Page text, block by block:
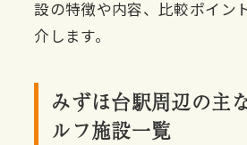
設の特徴や内容、比較ポイン
介します。
みずほ台駅周辺の主
ルフ施設一覧